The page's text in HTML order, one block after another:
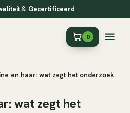
& Gecertificeerd
0
en haar: wat zegt het onderzoek
wat zegt het